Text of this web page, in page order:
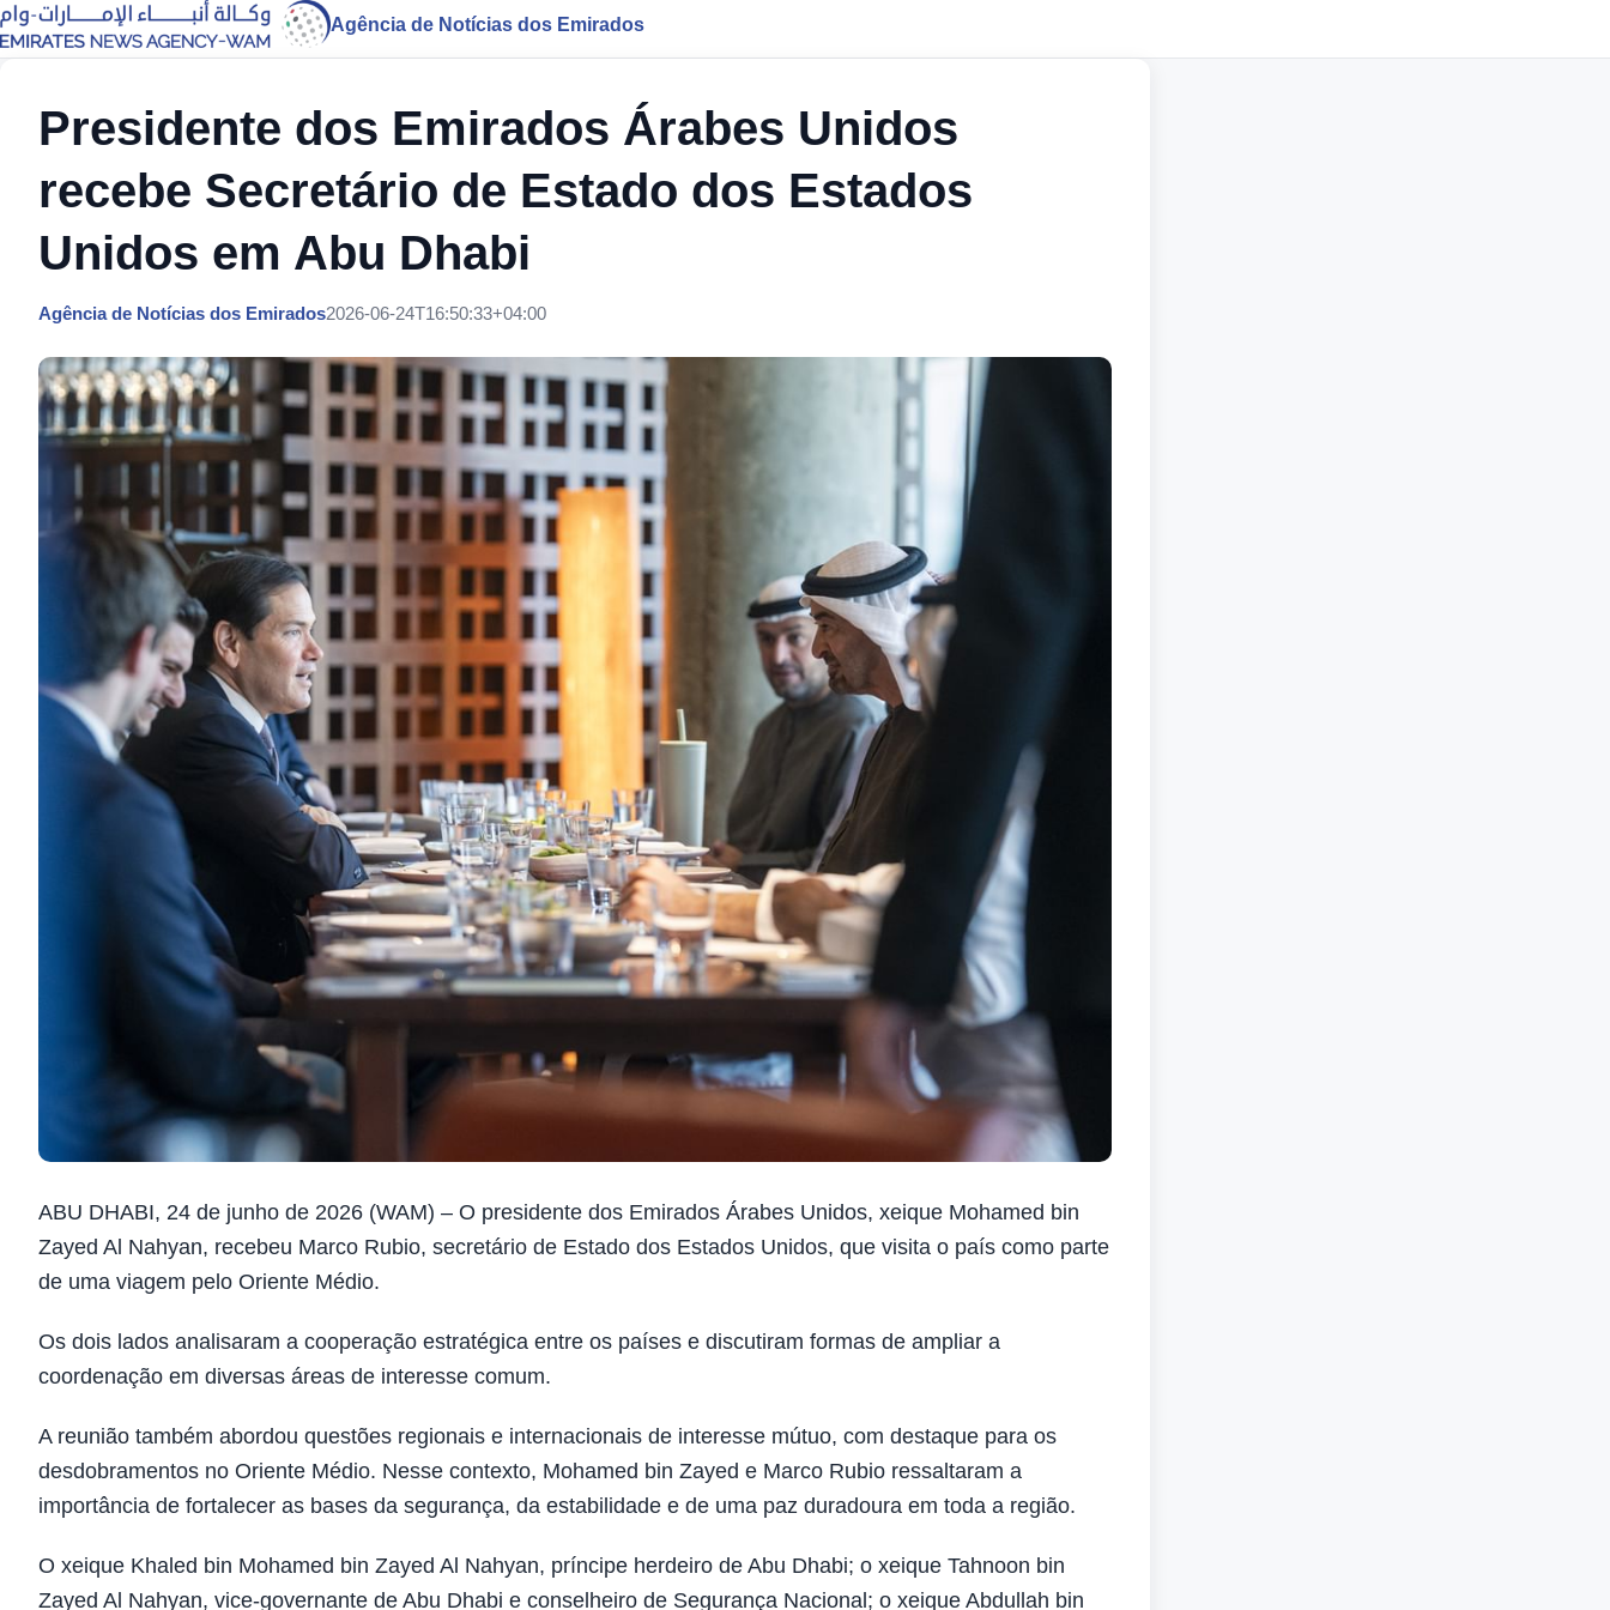
Agência de Notícias dos Emirados
Presidente dos Emirados Árabes Unidos
recebe Secretário de Estado dos Estados
Unidos em Abu Dhabi
Agência de Notícias dos Emirados2026-06-24T16:50:33+04:00
ABU DHABI, 24 de junho de 2026 (WAM) – O presidente dos Emirados Árabes Unidos, xeique Mohamed bin
Zayed Al Nahyan, recebeu Marco Rubio, secretário de Estado dos Estados Unidos, que visita o país como parte
de uma viagem pelo Oriente Médio.
Os dois lados analisaram a cooperação estratégica entre os países e discutiram formas de ampliar a
coordenação em diversas áreas de interesse comum.
A reunião também abordou questões regionais e internacionais de interesse mútuo, com destaque para os
desdobramentos no Oriente Médio. Nesse contexto, Mohamed bin Zayed e Marco Rubio ressaltaram a
importância de fortalecer as bases da segurança, da estabilidade e de uma paz duradoura em toda a região.
O xeique Khaled bin Mohamed bin Zayed Al Nahyan, príncipe herdeiro de Abu Dhabi; o xeique Tahnoon bin
Zayed Al Nahyan, vice-governante de Abu Dhabi e conselheiro de Segurança Nacional; o xeique Abdullah bin